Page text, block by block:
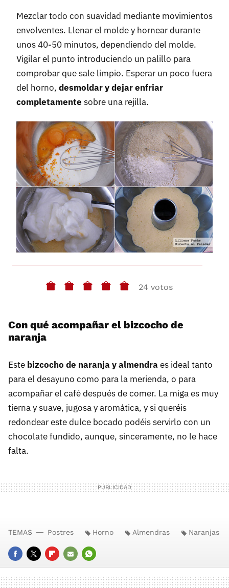
Mezclar todo con suavidad mediante movimientos
envolventes. Llenar el molde y hornear durante
unos 40-50 minutos, dependiendo del molde.
Vigilar el punto introduciendo un palillo para
comprobar que sale limpio. Esperar un poco fuera
del horno, desmoldar y dejar enfriar
completamente sobre una rejilla.
24 votos
Con qué acompañar el bizcocho de
naranja
Este bizcocho de naranja y almendraes ideal tanto
para el desayuno como para la merienda, o para
acompañar el café después de comer. La miga es muy
tierna y suave, jugosa y aromática, y si queréis
redondear este dulce bocado podéis servirlo con un
chocolate fundido, aunque, sinceramente, no le hace
falta.
FACEBOOK
TWITTERFLIPBOARD
E-
MAIL
WHATSAPP
TEMAS Postres Horno Almendras Naranjas